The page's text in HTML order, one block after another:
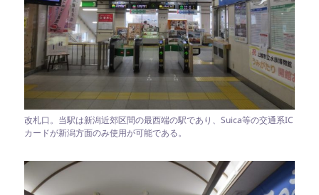
改札口。当駅は新潟近郊区間の最西端の駅であり、Suica等の交通系IC
カードが新潟方面のみ使用が可能である。